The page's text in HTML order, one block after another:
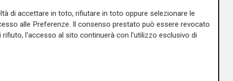
chiusura
mercato
e
di
oltre 60
di accettare in toto, rifiutare in toto oppure selezionare le
alle Preferenze. Il consenso prestato può essere revocato
l'accesso al sito continuerà con l'utilizzo esclusivo di